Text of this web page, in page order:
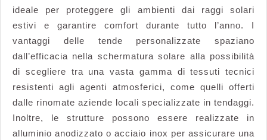
ideale per proteggere gli ambienti dai raggi solari
estivi e garantire comfort durante tutto l’anno. I
vantaggi delle tende personalizzate spaziano
dall’efficacia nella schermatura solare alla possibilità
di scegliere tra una vasta gamma di tessuti tecnici
resistenti agli agenti atmosferici, come quelli offerti
dalle rinomate aziende locali specializzate in tendaggi.
Inoltre, le strutture possono essere realizzate in
alluminio anodizzato o acciaio inox per assicurare una